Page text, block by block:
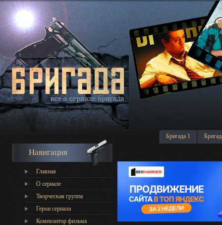
Бригада 1
Навигация
Главная
О сериале
Творческая группа
Герои сериала
Композитор фильма